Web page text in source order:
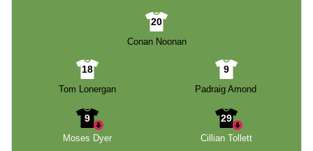
20
Conan Noonan
18
Tom Lonergan
9
Padraig Amond
9
Moses Dyer
29
Cillian Tollett